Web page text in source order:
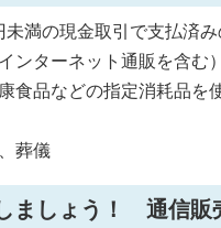
満の現金取引で支払済み
ターネット通販を含む）
品などの指定消耗品を
葬儀
ましょう！ 通信販